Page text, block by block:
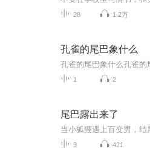
28 1.2万
孔雀的尾巴象什么
1 2
尾巴露出来了
3 421